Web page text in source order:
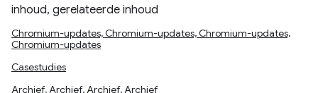
inhoud, gerelateerde inhoud
Chromium-updates, Chromium-updates, Chromium-updates,
Chromium-updates
Casestudies
Archief, Archief, Archief, Archief